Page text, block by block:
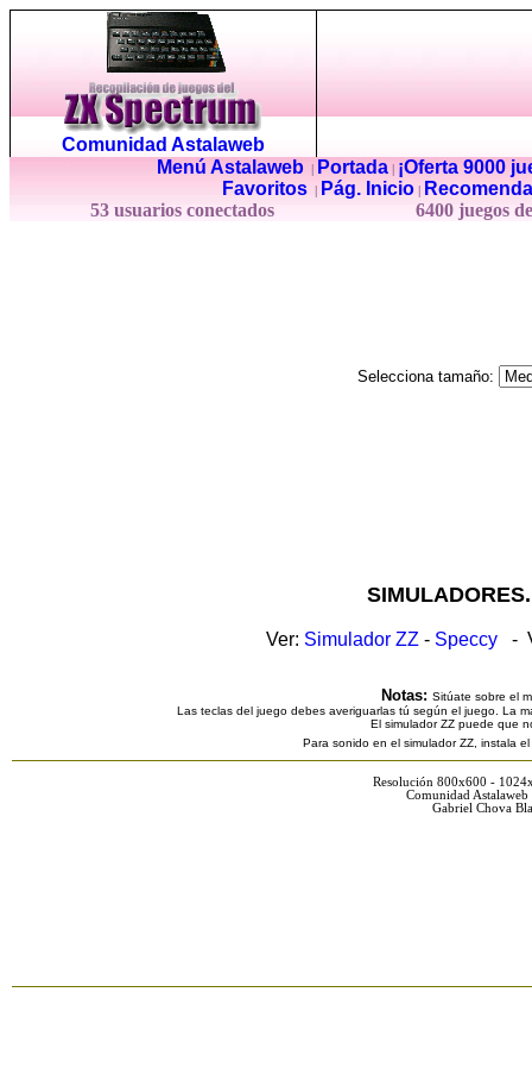
Comunidad Astalaweb
Menú Astalaweb| Portada|
¡Oferta 9000
Favoritos
Pág. Inicio
53 usuarios conectados
6400 juegos
Selecciona tamaño:
Ver: Simulador ZZ - Speccy -
Notas: Sitúate sobre el
Las teclas del juego debes averiguarlas tú según el juego. La
El simulador ZZ puede que
Para sonido en el simulador ZZ, instala
Resolución 800x600 -
Comunidad
Gabriel Chova